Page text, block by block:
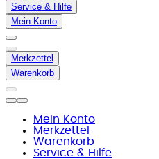
Service & Hilfe
Mein Konto
Merkzettel
Warenkorb
Mein Konto
Merkzettel
Warenkorb
Service & Hilfe